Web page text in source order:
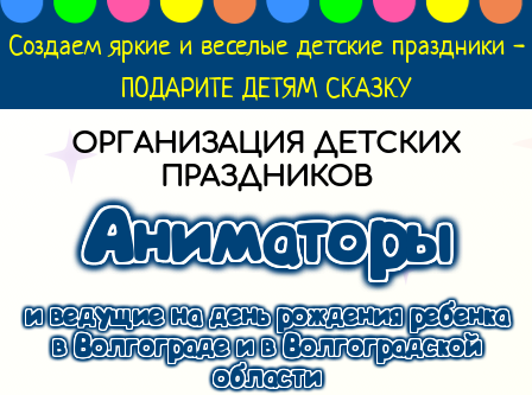
Создаем яркие и веселые детские праздники -
ПОДАРИТЕ ДЕТЯМ СКАЗКУ
ОРГАНИЗАЦИЯ ДЕТСКИХ
ПРАЗДНИКОВ
Аниматоры
и ведущие на день рождения ребенка
в Волгограде и в Волгоградской
области